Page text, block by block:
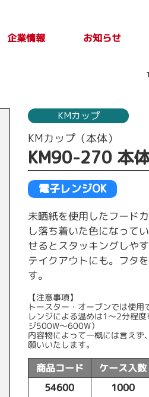
企業情報 お知らせ
KMカップ
KMカップ（本体）
KM90-270 本
電子レンジOK
未晒紙を使用したフード
し落ち着いた色になって
せるとスタッキングしや
テイクアウトにも。フタ
す。
【注意事項】
トースター・オーブンでは使用
レンジによる温めは1〜2分程
ジ500W〜600W）
内容物によって一概には言えず
願いいたします。
商品コード ケース入数
54600 1000